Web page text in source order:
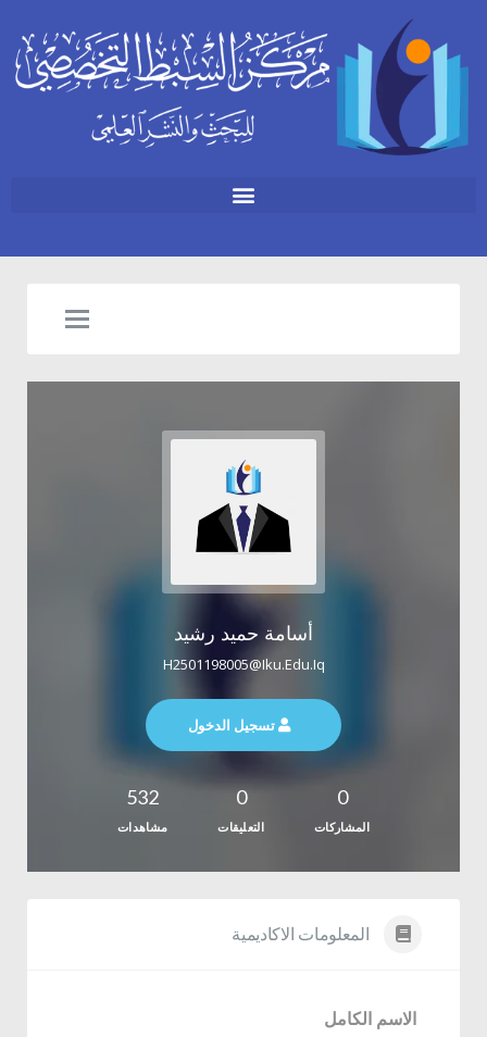
أسامة حميد رشيد
H2501198005@iku.edu.iq
تسجيل الدخول
0
المشاركات
0
التعليقات
532
مشاهدات
المعلومات الاكاديمية
الاسم الكامل